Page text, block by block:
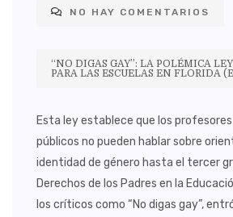
NO HAY COMENTARIOS
“NO DIGAS GAY”: LA POLÉMICA
PARA LAS ESCUELAS EN FLORIDA
Esta ley establece que los
públicos no pueden hablar sobre
identidad de género hasta el tercer
Derechos de los Padres en la
los críticos como “No digas gay”,